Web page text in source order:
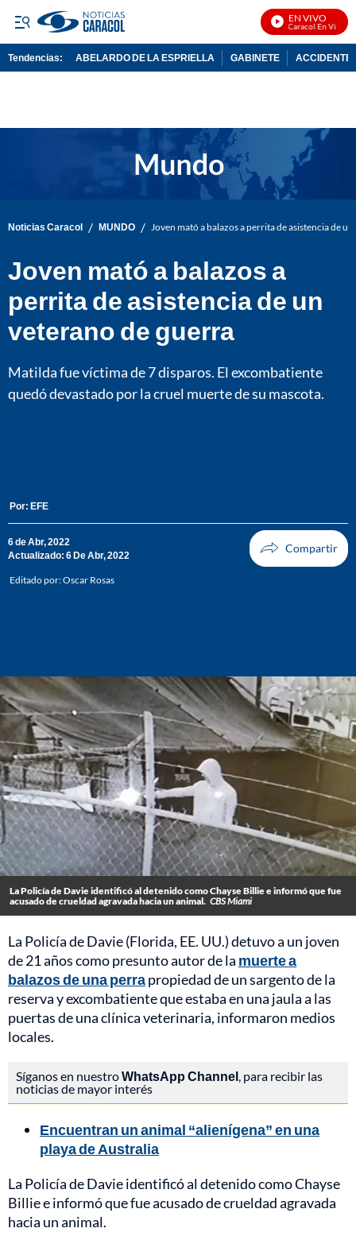
EN VIVO
Noticias Caracol En Vivo
Tendencias: ABELARDO DE LA ESPRIELLA GABINETE ACCIDENTE
Noticias Caracol / MUNDO / Joven mató a balazos a perrita de asistencia de
Joven mató a balazos a
perrita de asistencia de un
veterano de guerra
Matilda fue víctima de 7 disparos. El excombatiente
quedó devastado por la cruel muerte de su mascota.
Por: EFE
6 de Abr, 2022
Actualizado: 6 De Abr, 2022
Editado por:Oscar Rosas
La Policía de Davie identificó al detenido como Chayse Billie e informó que fue
acusado de crueldad agravada hacia un animal. CBS Miami
La Policía de Davie (Florida, EE. UU.) detuvo a un joven
de 21 años como presunto autor de la muerte a
balazos de una perrapropiedad de un sargento de la
reserva y excombatiente que estaba en una jaula a las
puertas de una clínica veterinaria, informaron medios
locales.
Síganos en nuestroWhatsApp Channel, para recibir las
noticias de mayor interés
Encuentran un animal “alienígena” en una
playa de Australia
La Policía de Davie identificó al detenido como Chayse
Billie e informó que fue acusado de crueldad agravada
hacia un animal.